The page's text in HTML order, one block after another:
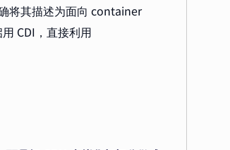
将其描述为面向 container
CDI，直接利用